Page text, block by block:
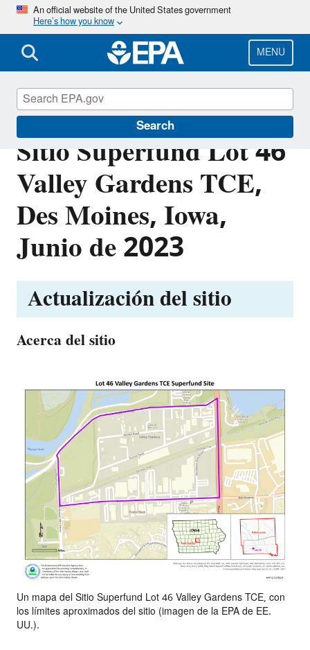
Skip
main
content
An official website of the United States government
Here’s how you know
MENU
Search
Hoja Informativa del
Sitio Superfund Lot 46
Valley Gardens TCE,
Des Moines, Iowa,
Junio de 2023
Actualización del sitio
Acerca del sitio
Un mapa del Sitio Superfund Lot 46 Valley Gardens TCE, con
los límites aproximados del sitio (imagen de la EPA de EE.
UU.).